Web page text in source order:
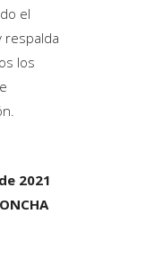
el
respalda
los
2021